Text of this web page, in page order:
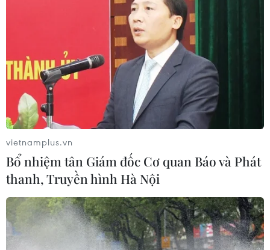
West Ham loại Manchester United khỏi
đấu trường League Cup
23/09/2021 01:11
Manchester United đã phải ngậm ngùi sớm dừng bước
tại League Cup mùa này sau khi để thua 0-1 trước West
vietnamplus.vn
Bổ nhiệm tân Giám đốc Cơ quan Báo và Phát
thanh, Truyền hình Hà Nội